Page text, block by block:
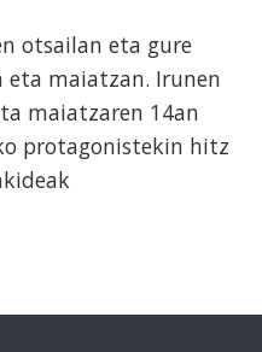
otsailan eta gure
eta maiatzan. Irunen
maiatzaren 14an
protagonistekin hitz